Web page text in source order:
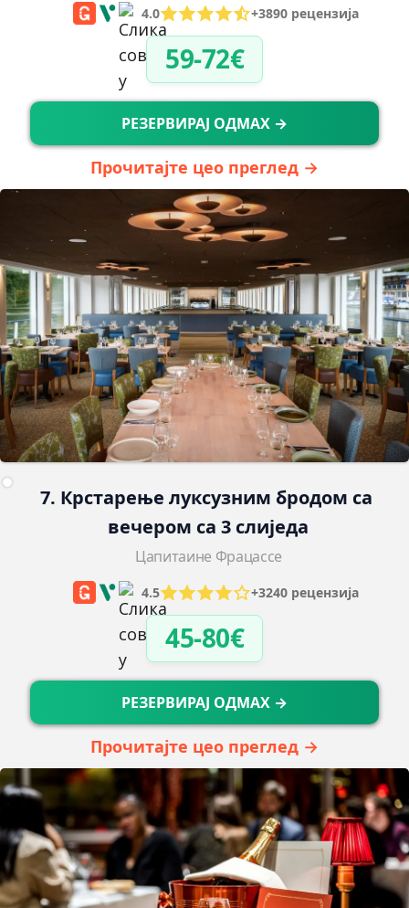
4.0 +3890 рецензија
59-72€
РЕЗЕРВИРАЈ ОДМАХ →
Прочитајте цео преглед →
7. Крстарење луксузним бродом са
вечером са 3 слиједа
Цапитаине Фрацассе
4.5 +3240 рецензија
45-80€
РЕЗЕРВИРАЈ ОДМАХ →
Прочитајте цео преглед →